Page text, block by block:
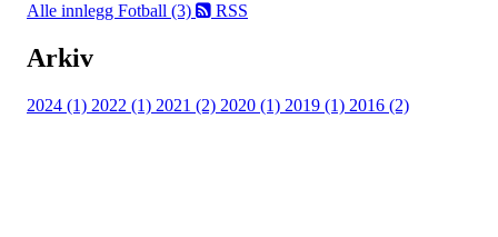
Alle innlegg Fotball (3) RSS
Arkiv
2024 (1) 2022 (1) 2021 (2) 2020 (1) 2019 (1) 2016 (2)